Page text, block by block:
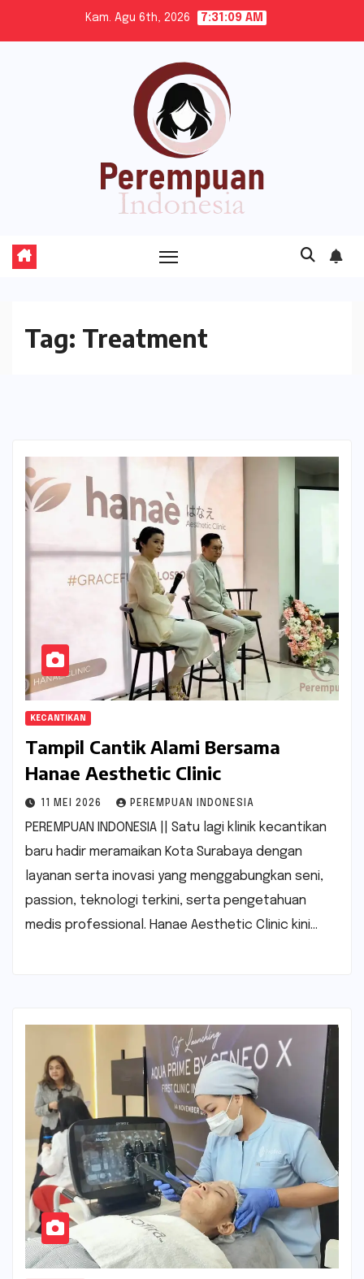
Kam. Agu 6th, 2026 7:31:09 AM
Tag: Treatment
KECANTIKAN
Tampil Cantik Alami Bersama
Hanae Aesthetic Clinic
11 MEI 2026 PEREMPUAN INDONESIA
PEREMPUAN INDONESIA || Satu lagi klinik kecantikan
baru hadir meramaikan Kota Surabaya dengan
layanan serta inovasi yang menggabungkan seni,
passion, teknologi terkini, serta pengetahuan
medis professional. Hanae Aesthetic Clinic kini…